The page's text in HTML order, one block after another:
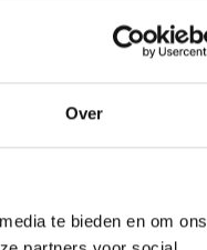
Pauze
Over
te bieden en om ons